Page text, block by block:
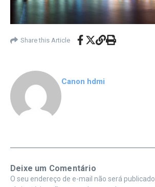
Share this Article
Canon hdmi
Deixe um Comentário
O seu endereço de e-mail não será publicado.